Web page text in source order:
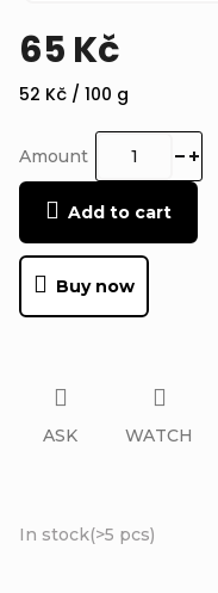
65 Kč
Measure
52 Kč / 100 g
In stock(>5 pcs)
Amount
Add to cart
Buy now
ASK WATCH